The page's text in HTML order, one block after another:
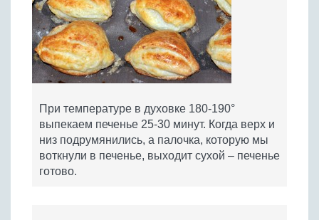
При температуре в духовке 180-190°
выпекаем печенье 25-30 минут. Когда верх и
низ подрумянились, а палочка, которую мы
воткнули в печенье, выходит сухой – печенье
готово.